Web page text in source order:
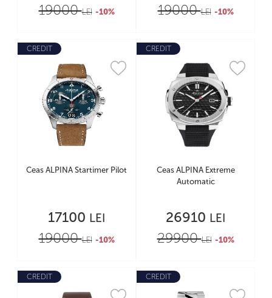
19000LEI -10% 19000LEI -10%
CREDIT
Ceas ALPINA Startimer Pilot
17100 LEI
19000LEI -10%
CREDIT
Ceas ALPINA Extreme
Automatic
26910 LEI
29900LEI -10%
CREDIT CREDIT